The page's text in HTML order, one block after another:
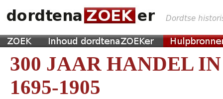
300 JAAR HANDEL
1695-1905